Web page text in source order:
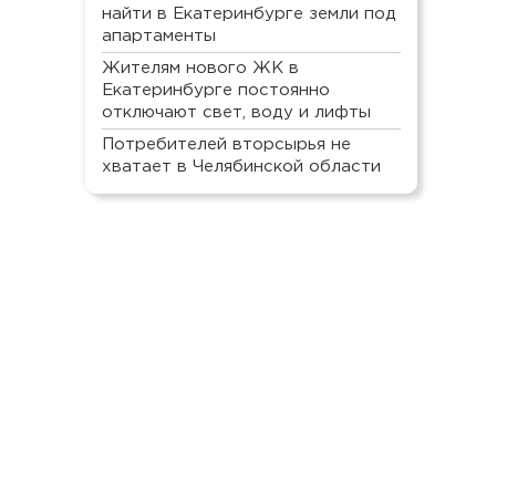
найти в Екатеринбурге земли под
апартаменты
Жителям нового ЖК в
Екатеринбурге постоянно
отключают свет, воду и лифты
Потребителей вторсырья не
хватает в Челябинской области